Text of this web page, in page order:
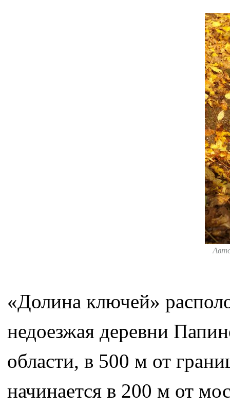
«Долина ключей»
недоезжая деревни
области, в 500 м от
начинается в 200 м от